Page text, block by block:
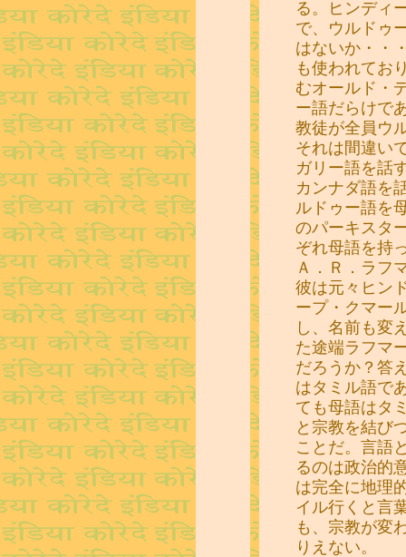
る。ヒンディ
で、ウルドゥ
はないか・・
も使われてお
むオールド・
ー語だらけで
教徒が全員ウ
それは間違い
ガリー語を話
カンナダ語を
ルドゥー語を
のパーキスタ
ぞれ母語を持
Ａ．Ｒ．ラフ
彼は元々ヒン
ープ・クマー
し、名前も変
た途端ラフマ
だろうか？答
はタミル語で
ても母語はタ
と宗教を結び
ことだ。言語
るのは政治的
は完全に地理
イル行くと言
も、宗教が変
りえない。